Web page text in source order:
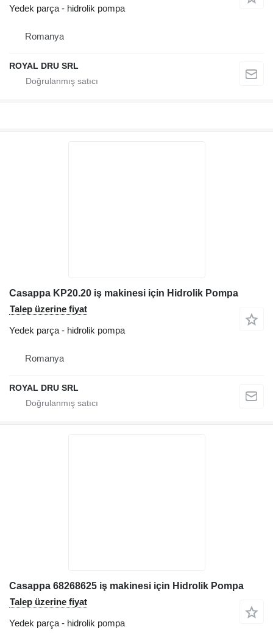
Yedek parça - hidrolik pompa
Romanya
ROYAL DRU SRL
Casappa KP20.20 iş makinesi için Hidrolik Pompa
Talep üzerine fiyat
Yedek parça - hidrolik pompa
Romanya
ROYAL DRU SRL
Casappa 68268625 iş makinesi için Hidrolik Pompa
Talep üzerine fiyat
Yedek parça - hidrolik pompa